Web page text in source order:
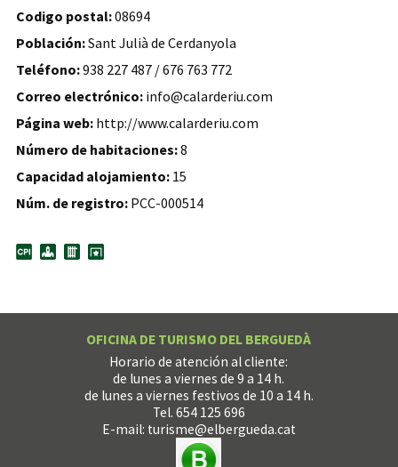
Codigo postal:08694
Población:Sant Julià de Cerdanyola
Teléfono:938 227 487 / 676 763 772
Correo electrónico: info@calarderiu.com
Página web: http://www.calarderiu.com
Número de habitaciones:8
Capacidad alojamiento: 15
Núm. de registro: PCC-000514
OFICINA DE TURISMO DEL BERGUEDÀ
Horario de atención al cliente:
de lunes a viernes de 9 a 14 h.
de lunes a viernes festivos de 10 a 14 h.
Tel. 654 125 696
E-mail: turisme@elbergueda.cat